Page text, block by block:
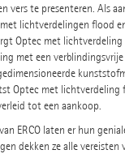
vers te presenteren. Als
lichtverdelingen flood
Optec met
met een
Optec met lichtverdeling
tot een aankoop.
ERCO laten er hun
dekken ze alle vereisten